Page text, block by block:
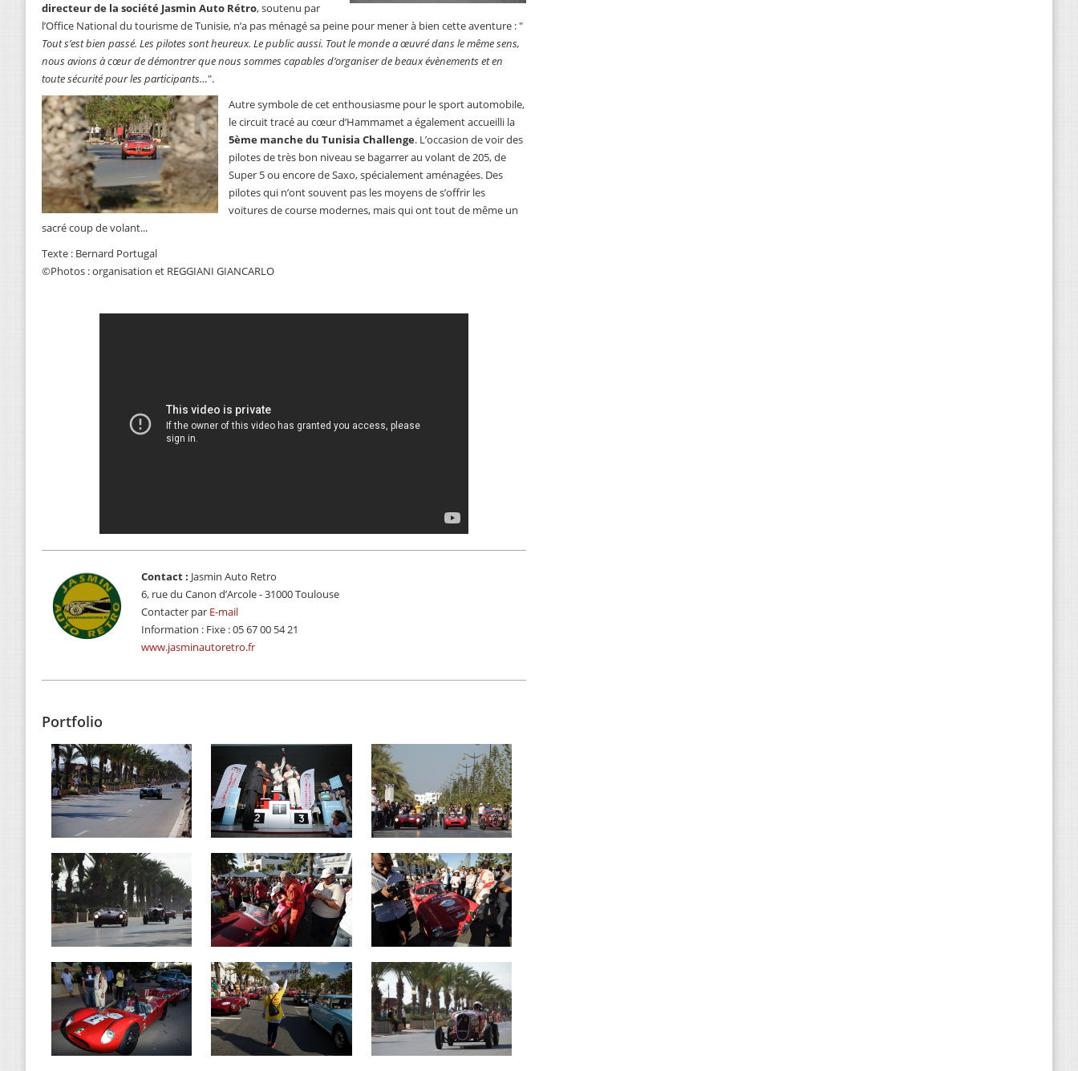
directeur de la société Jasmin Auto Rétro, soutenu par
l’Office National du tourisme de Tunisie, n’a pas ménagé sa peine pour mener à bien cette aventure : "
Tout s’est bien passé. Les pilotes sont heureux. Le public aussi. Tout le monde a œuvré dans le même sens,
nous avions à cœur de démontrer que nous sommes capables d’organiser de beaux évènements et en
toute sécurité pour les participants…".
Autre symbole de cet enthousiasme pour le sport automobile,
le circuit tracé au cœur d’Hammamet a également accueilli la
5ème manche du Tunisia Challenge. L’occasion de voir des
pilotes de très bon niveau se bagarrer au volant de 205, de
Super 5 ou encore de Saxo, spécialement aménagées. Des
pilotes qui n’ont souvent pas les moyens de s’offrir les
voitures de course modernes, mais qui ont tout de même un
sacré coup de volant...
Texte : Bernard Portugal
©Photos : organisation et REGGIANI GIANCARLO
Contact : Jasmin Auto Retro
6, rue du Canon d’Arcole - 31000 Toulouse
Contacter par E-mail
Information : Fixe : 05 67 00 54 21
www.jasminautoretro.fr
Portfolio